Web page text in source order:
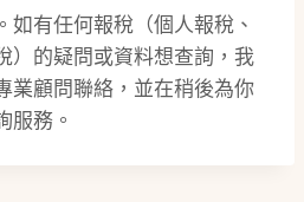
如有任何報稅（個人報稅、
）的疑問或資料想查詢，我
業顧問聯絡，並在稍後為你
服務。